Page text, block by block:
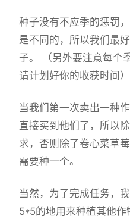
种子没有不应季的惩罚
是不同的，所以我们最
子。 （另外要注意每个
请计划好你的收获时间）
当我们第一次卖出一种
直接买到他们了，所以
求，否则除了卷心菜草
需要种一个。
当然，为了完成任务，
5*5的地用来种植其他